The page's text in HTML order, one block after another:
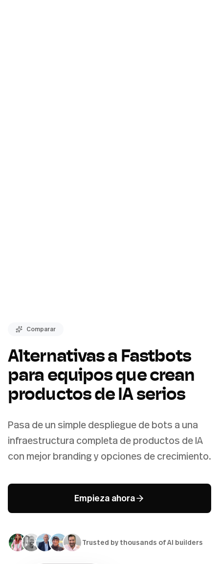
Comparar
Alternativas a Fastbots
para equipos que crean
productos de IA serios
Pasa de un simple despliegue de bots a una
infraestructura completa de productos de IA
con mejor branding y opciones de crecimiento.
Empieza ahora
Trusted by thousands of AI builders